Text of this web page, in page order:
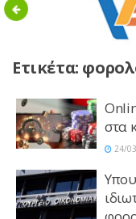
Previous
Ετικέτα:
στα
24/